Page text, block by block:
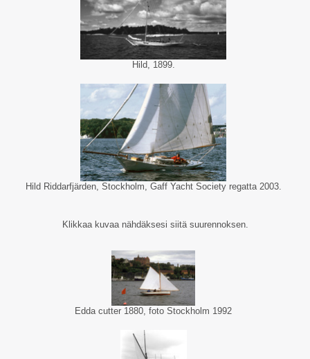
Hild, 1899.
Hild Riddarfjärden, Stockholm, Gaff Yacht Society regatta 2003.
Klikkaa kuvaa nähdäksesi siitä suurennoksen.
Edda cutter 1880, foto Stockholm 1992